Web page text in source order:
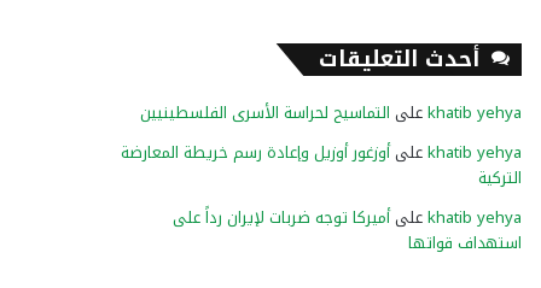
أحدث التعليقات
khatib yehyaعلى التماسيح لحراسة الأسرى الفلسطينيين
khatib yehyaعلىأوزغور أوزيل وإعادة رسم خريطة المعارضة
التركية
khatib yehyaعلىأميركا توجه ضربات لإيران رداً على
استهداف قواتها